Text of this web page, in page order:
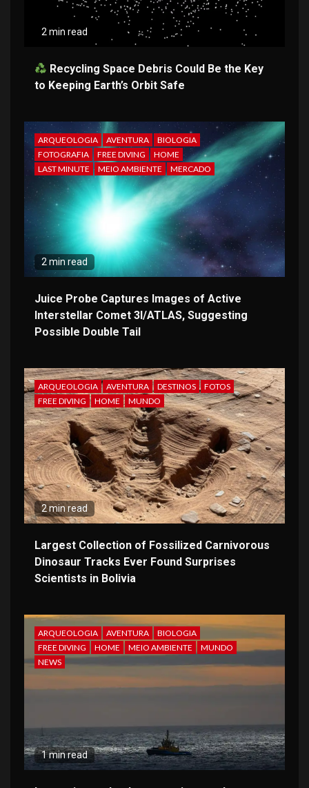
2 min read
Recycling Space Debris Could Be the Key
to Keeping Earth’s Orbit Safe
ARQUEOLOGIA AVENTURA
BIOLOGIA
FOTOGRAFIA
FREE DIVING
HOME
LAST MINUTE
MEIO AMBIENTE MERCADO
2 min read
Juice Probe Captures Images of Active
Interstellar Comet 3I/ATLAS, Suggesting
Possible Double Tail
ARQUEOLOGIA AVENTURA DESTINOS
FOTOS
FREE DIVING
HOME MUNDO
2 min read
Largest Collection of Fossilized Carnivorous
Dinosaur Tracks Ever Found Surprises
Scientists in Bolivia
ARQUEOLOGIA AVENTURA
BIOLOGIA
FREE DIVING
HOME MEIO AMBIENTE
MUNDO
NEWS
1 min read